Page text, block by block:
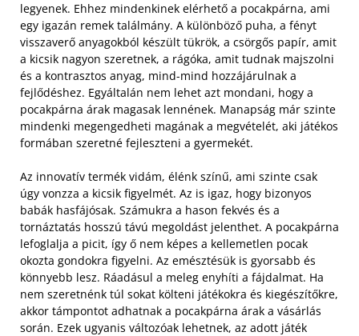
legyenek. Ehhez mindenkinek elérhető a pocakpárna, ami
egy igazán remek találmány. A különböző puha, a fényt
visszaverő anyagokból készült tükrök, a csörgős papír, amit
a kicsik nagyon szeretnek, a rágóka, amit tudnak majszolni
és a kontrasztos anyag, mind-mind hozzájárulnak a
fejlődéshez. Egyáltalán nem lehet azt mondani, hogy a
pocakpárna árak magasak lennének. Manapság már szinte
mindenki megengedheti magának a megvételét, aki játékos
formában szeretné fejleszteni a gyermekét.
Az innovatív termék vidám, élénk színű, ami szinte csak
úgy vonzza a kicsik figyelmét. Az is igaz, hogy bizonyos
babák hasfájósak. Számukra a hason fekvés és a
tornáztatás hosszú távú megoldást jelenthet. A pocakpárna
lefoglalja a picit, így ő nem képes a kellemetlen pocak
okozta gondokra figyelni. Az emésztésük is gyorsabb és
könnyebb lesz. Ráadásul a meleg enyhíti a fájdalmat. Ha
nem szeretnénk túl sokat költeni játékokra és kiegészítőkre,
akkor támpontot adhatnak a pocakpárna árak a vásárlás
során. Ezek ugyanis változóak lehetnek, az adott játék